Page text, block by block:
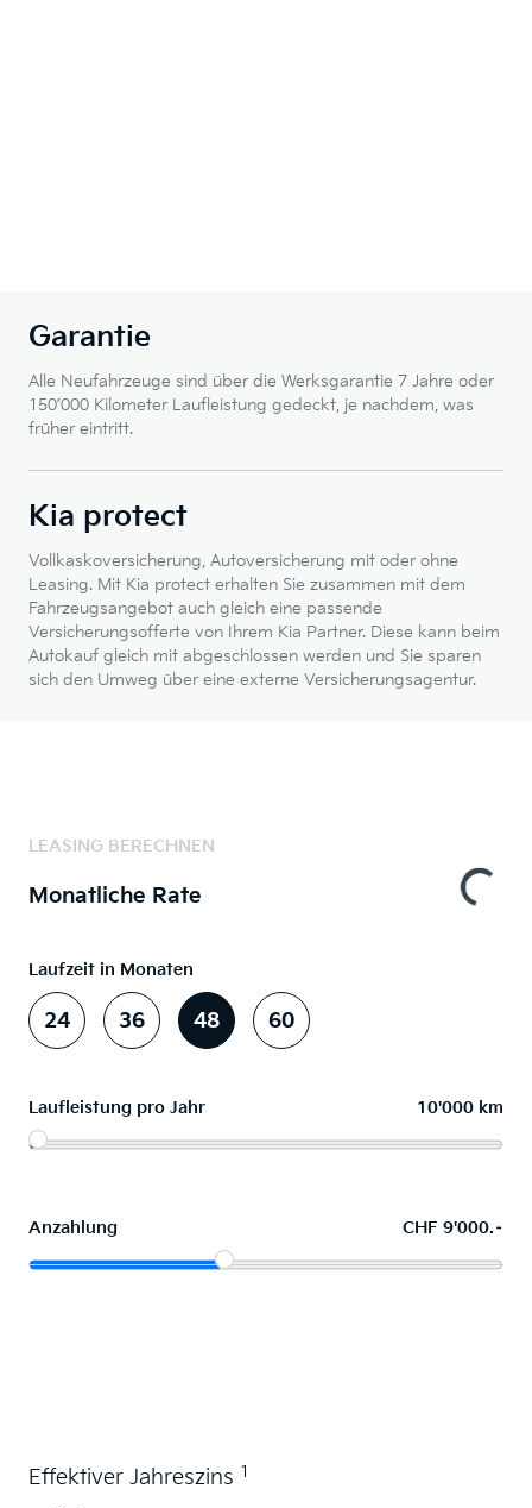
Garantie
Alle Neufahrzeuge sind über die Werksgarantie 7 Jahre oder
150’000 Kilometer Laufleistung gedeckt, je nachdem, was
früher eintritt.
Kia protect
Vollkaskoversicherung, Autoversicherung mit oder ohne
Leasing. Mit Kia protect erhalten Sie zusammen mit dem
Fahrzeugsangebot auch gleich eine passende
Versicherungsofferte von Ihrem Kia Partner. Diese kann beim
Autokauf gleich mit abgeschlossen werden und Sie sparen
sich den Umweg über eine externe Versicherungsagentur.
LEASING BERECHNEN
Monatliche Rate
Laufzeit in Monaten
24 36 48 60
Laufleistung pro Jahr 10'000 km
Anzahlung CHF 9'000.–
Effektiver Jahreszins 1